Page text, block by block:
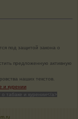
под защитой закона о
предложенную активную
наших текстов.
и курении
табаке и курении</a>